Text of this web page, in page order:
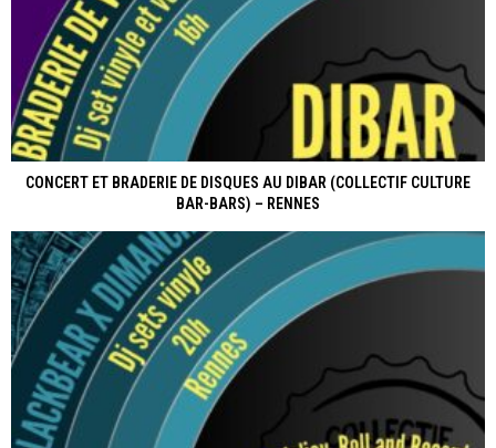
CONCERT ET BRADERIE DE DISQUES AU DIBAR (COLLECTIF CULTURE
BAR-BARS) – RENNES